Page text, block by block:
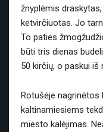
žnyplėmis
ketvirčiuotas. Jo
To paties
būti tris dienas
50 kirčių, o paskui iš
Rotušėje nagrinėtos
kaltinamiesiems
miesto kalėjimas.